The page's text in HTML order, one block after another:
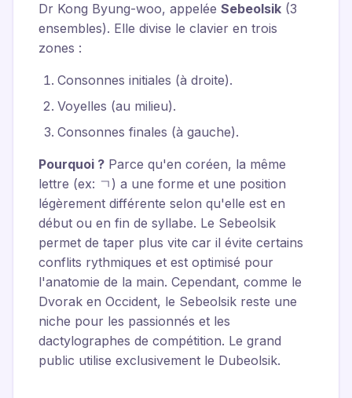
Dr Kong Byung-woo, appelée Sebeolsik (3
ensembles). Elle divise le clavier en trois
zones :
Consonnes initiales (à droite).
Voyelles (au milieu).
Consonnes finales (à gauche).
Pourquoi ? Parce qu'en coréen, la même
lettre (ex: ㄱ) a une forme et une position
légèrement différente selon qu'elle est en
début ou en fin de syllabe. Le Sebeolsik
permet de taper plus vite car il évite certains
conflits rythmiques et est optimisé pour
l'anatomie de la main. Cependant, comme le
Dvorak en Occident, le Sebeolsik reste une
niche pour les passionnés et les
dactylographes de compétition. Le grand
public utilise exclusivement le Dubeolsik.